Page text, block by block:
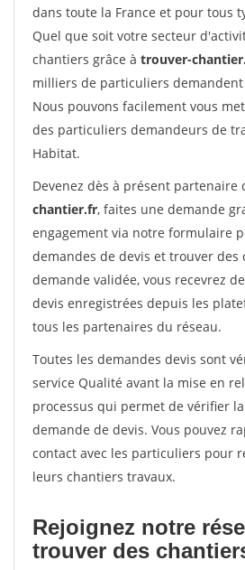
dans toute la France et pour tous
Quel que soit votre secteur
chantiers grâce à trouver-
milliers de particuliers
Nous pouvons facilement vous
des particuliers demandeurs de
Habitat.
Devenez dès à présent partenaire
chantier.fr, faites une demande
engagement via notre formulaire
demandes de devis et trouver des
demande validée, vous recevrez
devis enregistrées depuis les
tous les partenaires du réseau.
Toutes les demandes devis sont
service Qualité avant la mise en
processus qui permet de vérifier
demande de devis. Vous pouvez
contact avec les particuliers pour
leurs chantiers travaux.
Rejoignez notre
trouver des